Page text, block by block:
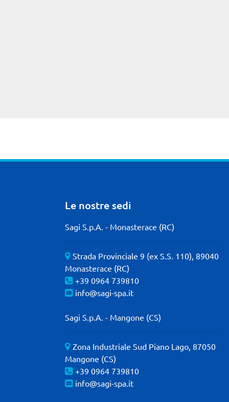
Le nostre sedi
Sagi S.p.A. - Monasterace (RC)
Strada Provinciale 9 (ex S.S. 110), 89040
Monasterace (RC)
+39 0964 739810
info@sagi-spa.it
Sagi S.p.A. - Mangone (CS)
Zona Industriale Sud Piano Lago, 87050
Mangone (CS)
+39 0964 739810
info@sagi-spa.it